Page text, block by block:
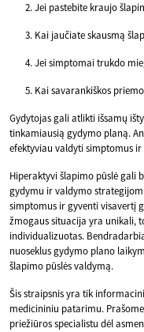
Jei pastebite kraujo
Kai jaučiate skausmą
Jei simptomai trukdo
Kai savarankiškos
Gydytojas gali atlikti išsamų
tinkamiausią gydymo planą.
efektyviau valdyti simptomus
Hiperaktyvi šlapimo pūslė gali
gydymu ir valdymo
simptomus ir gyventi visavertį
žmogaus situacija yra unikali,
individualizuotas.
nuoseklus gydymo plano
šlapimo pūslės valdymą.
Šis straipsnis yra tik
medicininiu patarimu.
priežiūros specialistu dėl